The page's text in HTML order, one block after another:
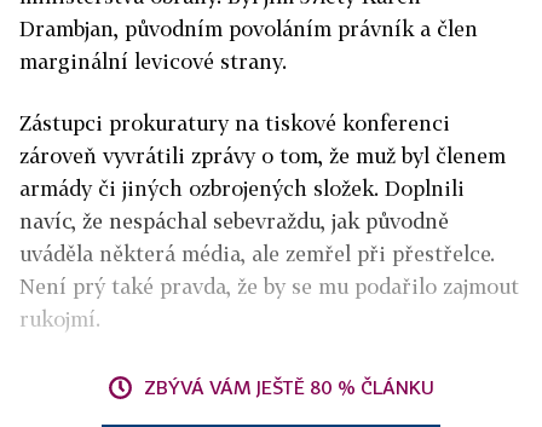
Drambjan, původním povoláním právník a člen
marginální levicové strany.
Zástupci prokuratury na tiskové konferenci
zároveň vyvrátili zprávy o tom, že muž byl členem
armády či jiných ozbrojených složek. Doplnili
navíc, že nespáchal sebevraždu, jak původně
uváděla některá média, ale zemřel při přestřelce.
Není prý také pravda, že by se mu podařilo zajmout
rukojmí.
ZBÝVÁ VÁM JEŠTĚ 80 % ČLÁNKU